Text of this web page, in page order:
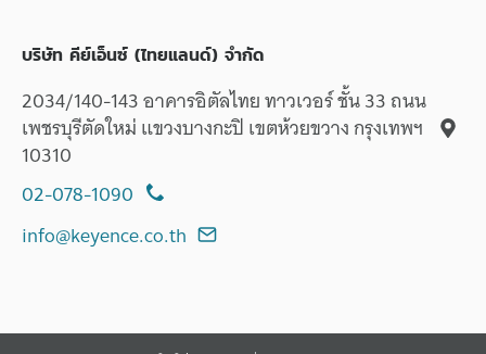
บริษัท คีย์เอ็นซ์ (ไทยแลนด์) จำกัด
2034/140-143 อาคารอิตัลไทย ทาวเวอร์ ชั้น 33 ถนน
เพชรบุรีตัดใหม่ แขวงบางกะปิ เขตห้วยขวาง กรุงเทพฯ
10310
02-078-1090
info@keyence.co.th